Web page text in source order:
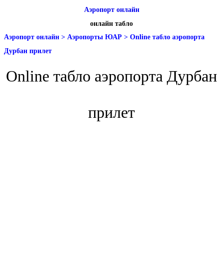
Аэропорт онлайн
онлайн табло
Аэропорт онлайн > Аэропорты ЮАР > Online табло аэропорта
Дурбан прилет
Online табло аэропорта Дурбан
прилет